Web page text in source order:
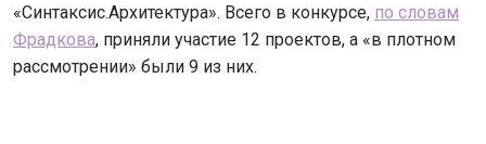
«Синтаксис.Архитектура». Всего в конкурсе, по словам
Фрадкова, приняли участие 12 проектов, а «в плотном
рассмотрении» были 9 из них.